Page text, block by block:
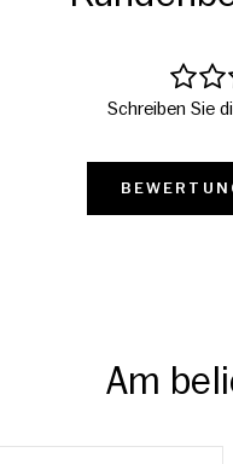
Schreiben Sie
Am